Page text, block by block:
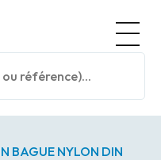
BAGUE NYLON DIN